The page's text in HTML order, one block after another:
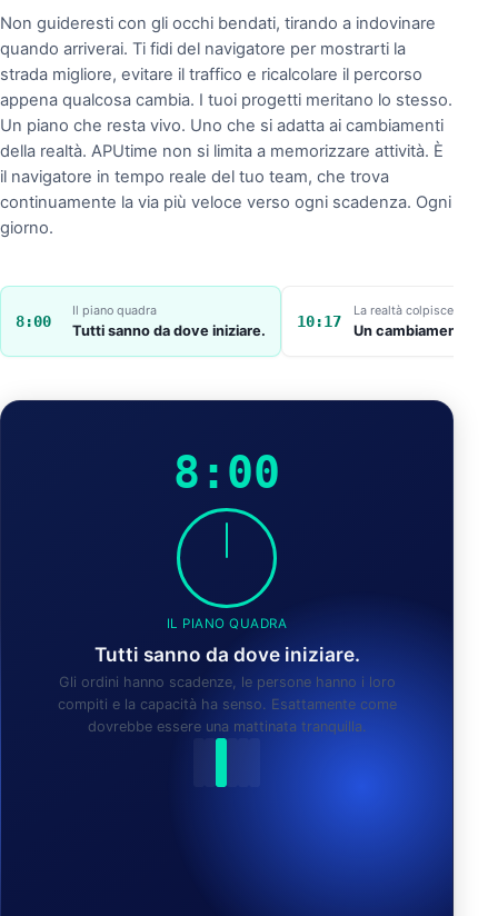
Non guideresti con gli occhi bendati, tirando a indovinare
quando arriverai. Ti fidi del navigatore per mostrarti la
strada migliore, evitare il traffico e ricalcolare il percorso
appena qualcosa cambia. I tuoi progetti meritano lo stesso.
Un piano che resta vivo. Uno che si adatta ai cambiamenti
della realtà. APUtime non si limita a memorizzare attività. È
il navigatore in tempo reale del tuo team, che trova
continuamente la via più veloce verso ogni scadenza. Ogni
giorno.
8:00
Il piano quadra
Tutti sanno da dove iniziare.
10:17
La realtà colpisce
Un cambiamento
8:00
IL PIANO QUADRA
Tutti sanno da dove iniziare.
Gli ordini hanno scadenze, le persone hanno i loro
compiti e la capacità ha senso. Esattamente come
dovrebbe essere una mattinata tranquilla.